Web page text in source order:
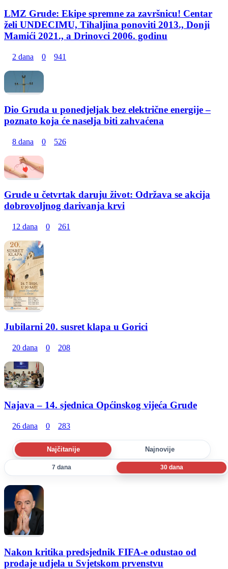
LMZ Grude: Ekipe spremne za završnicu! Centar
želi UNDECIMU, Tihaljina ponoviti 2013., Donji
Mamići 2021., a Drinovci 2006. godinu
2 dana 0 941
Dio Gruda u ponedjeljak bez električne energije –
poznato koja će naselja biti zahvaćena
8 dana 0 526
Grude u četvrtak daruju život: Održava se akcija
dobrovoljnog darivanja krvi
12 dana 0 261
Jubilarni 20. susret klapa u Gorici
20 dana 0 208
Najava – 14. sjednica Općinskog vijeća Grude
26 dana 0 283
Najčitanije Najnovije
7 dana 30 dana
Nakon kritika predsjednik FIFA-e odustao od
prodaje udjela u Svjetskom prvenstvu